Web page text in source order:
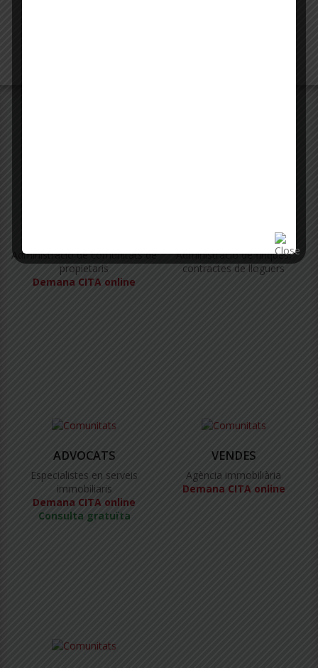
Administració de comunitats de
propietaris
Demana CITA online
Administració de finques,
contractes de lloguers
ADVOCATS
Especialistes en serveis
immobiliaris
Demana CITA online
Consulta gratuïta
VENDES
Agència immobiliària
Demana CITA online